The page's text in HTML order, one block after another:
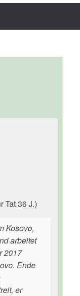
Tat 36 J.)
Kosovo,
arbeitet
2017
Ende
er